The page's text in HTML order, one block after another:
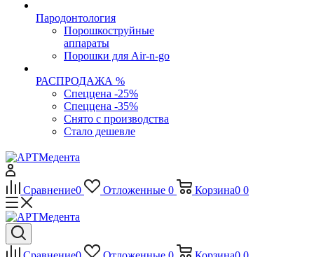
Пародонтология
Порошкоструйные
аппараты
Порошки для Air-n-go
РАСПРОДАЖА %
Спеццена -25%
Спеццена -35%
Снято с производства
Стало дешевле
Сравнение0 Отложенные 0 Корзина0 0